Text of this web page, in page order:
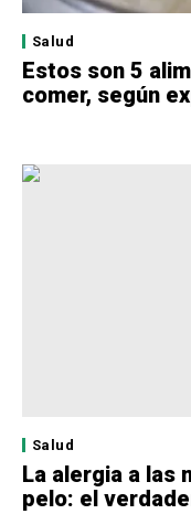
Salud
Estos son 5
comer, según
Salud
La alergia a las
pelo: el